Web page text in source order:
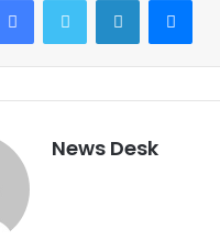
News Desk